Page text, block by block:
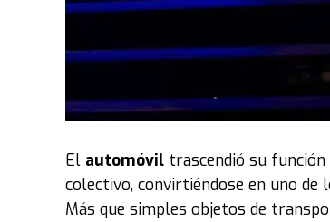
El automóvil trascendió su
colectivo, convirtiéndose en uno de
Más que simples objetos de